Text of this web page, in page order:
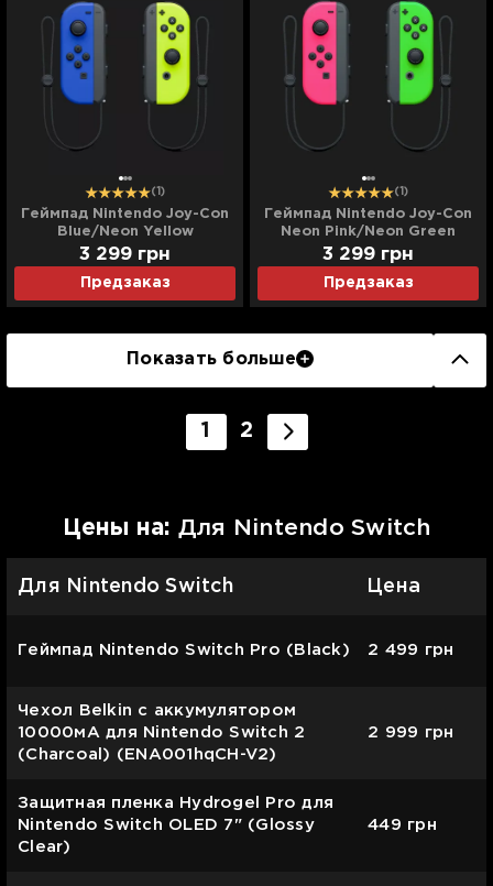
(1)
Геймпад Nintendo Joy-Con
Blue/Neon Yellow
Предзаказ
3 299 грн
(1)
Геймпад Nintendo Joy-Con
Neon Pink/Neon Green
Предзаказ
3 299 грн
Показать больше
1 2
Цены на: Для Nintendo Switch
Для Nintendo Switch Цена
Геймпад Nintendo Switch Pro (Black) 2 499 грн
Чехол Belkin с аккумулятором
10000мА для Nintendo Switch 2
(Charcoal) (ENA001hqCH-V2)
2 999 грн
Защитная пленка Hydrogel Pro для
Nintendo Switch OLED 7" (Glossy
Clear)
449 грн